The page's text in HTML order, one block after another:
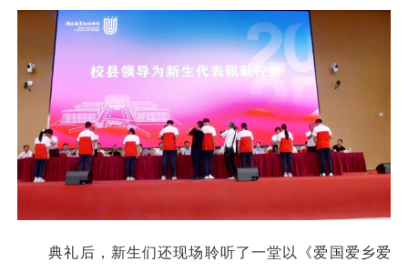
典礼后，新生们还现场聆听了一堂以《爱国爱乡爱